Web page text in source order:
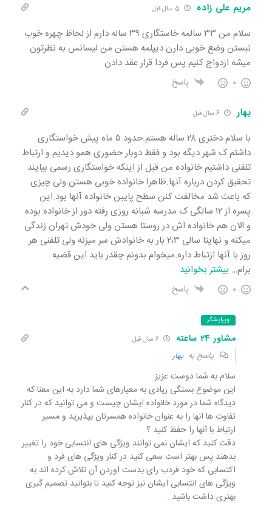
مریم علی زاده
سلام من ۳۳ سالمه خاستگاری ۳۹ ساله دارم از لحاظ چهره خوب
نیستن وضع خوبی دارن دیپلمه هستن من لیسانس به نظرتون
میشه ازدواج کنیم پس فردا قرار عقد دادن
0 پاسخ
بهار 6 سال قبل
با سلام دختری ۲۸ ساله هستم.حدود ۵ ماه پیش خواستگاری
داشتم ک شهر دیگه بود و فقط دوبار حضوری همو دیدیم و ارتباط
تلفنی داشتیم.خانواده من قبل از اینکه خواستگاری رسمی بیایند
تحقیق کردن درباره آنها.ظاهرا خانواده خوبی هستن ولی چیزی
که باعث شد مخالفت کنن سطح پایین خانواده آنها بود.این
پسره از ۱۲ سالگی ک مدرسه شبانه روزی رفته دور از خانواده بوده
و الان هم خانواده اش در روستا هستن ولی خودش تهران زندگی
میکنه و نهایتا سالی ۲،۳ بار به خانوادش سر میزنه ولی تلفنی هر
روز با آنها ازتباط داره.میخوام بدونم چقدر باید این قضیه
برام… بیشتر بخوانید
0 پاسخ
ویرایشگر
مشاور 24 ساعته 6 سال قبل
پاسخ بهبهار
سلام به شما دوست عزیز
این موضوع بستگی زیادی به معیارهای شما دارد به این معنا که
دیدگاه شما در مورد خانواده ایشان چیست و می توانید که در کنار
تفاوت ها انها را به عنوان خانواده همسرتان بپذیرید و مسیر
ارتباط با آنها را حفظ کنید ؟
دقت کنید که ایشان نمی توانند ویژگی های انتسابی خود را تغییر
بدهند پس بهتر است سعی کنید در کنار ویژگی های فرد و
اکتسابی که خود فردب رای بدست اوردن آن تلاش کرده اند به
ویژگی های انتسابی ایشان نیز توجه کنید تا بتوانید تصمیم گیری
بهتری داشت باشید .